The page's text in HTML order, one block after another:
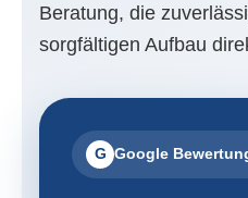
Beratung, die
sorgfältigen Aufbau
G Google